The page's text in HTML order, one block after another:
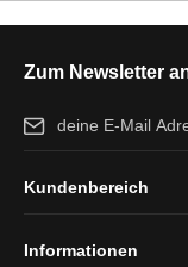
Zum Newsletter
E-Mail-Adresse*
und dieAGBgelesen
Kundenbereich
Informationen